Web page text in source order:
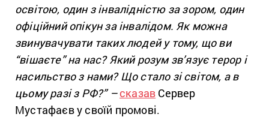
освітою, один з інвалідністю за зором, один
офіційний опікун за інвалідом. Як можна
звинувачувати таких людей у тому, що ви
“вішаєте” на нас? Який розум зв’язує терор і
насильство з нами? Що стало зі світом, а в
цьому разі з РФ?” – сказав Сервер
Мустафаєв у своїй промові.